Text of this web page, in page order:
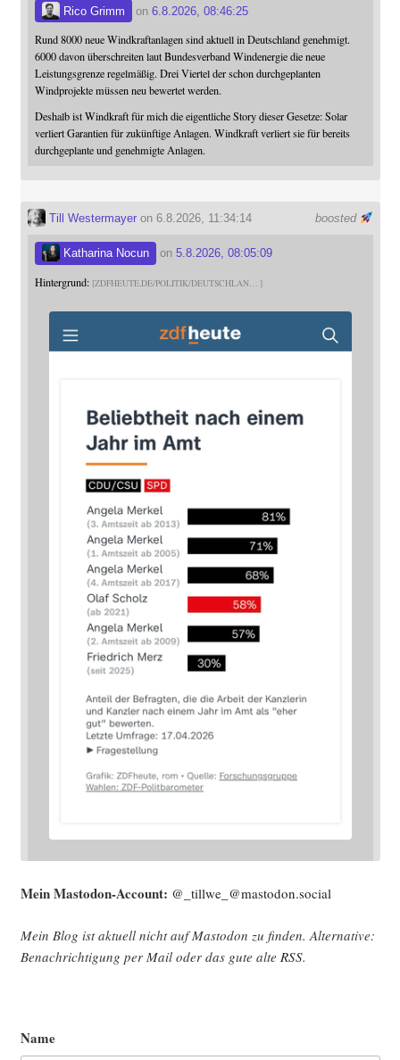
Rico Grimm on 6.8.2026, 08:46:25
Rund 8000 neue Windkraftanlagen sind aktuell in Deutschland genehmigt.
6000 davon überschreiten laut Bundesverband Windenergie die neue
Leistungsgrenze regelmäßig. Drei Viertel der schon durchgeplanten
Windprojekte müssen neu bewertet werden.
Deshalb ist Windkraft für mich die eigentliche Story dieser Gesetze: Solar
verliert Garantien für zukünftige Anlagen. Windkraft verliert sie für bereits
durchgeplante und genehmigte Anlagen.
boosted
Till Westermayeron 6.8.2026, 11:34:14
Katharina Nocun on 5.8.2026, 08:05:09
Hintergrund: ZDFHEUTE.DE/POLITIK/DEUTSCHLAN
Mein Mast­o­don-Account: @_tillwe_@mastodon.social
Mein Blog ist aktu­ell nicht auf Mast­o­don zu fin­den. Alter­na­ti­ve:
Benach­rich­ti­gung per Mail oder das gute alte RSS.
Name